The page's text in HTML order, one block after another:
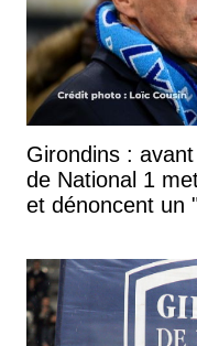
Girondins :
de National 1
et dénoncent un